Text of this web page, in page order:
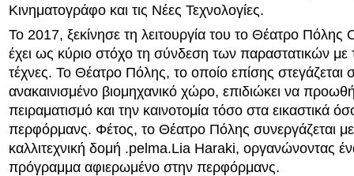
Κινηματογράφο και τις Νέες Τεχνολογίες.
Το 2017, ξεκίνησε τη λειτουργία του το Θέατρο
έχει ως κύριο στόχο τη σύνδεση των παραστατικών με
τέχνες. Το Θέατρο Πόλης, το οποίο επίσης στεγάζεται
ανακαινισμένο βιομηχανικό χώρο, επιδιώκει να
πειραματισμό και την καινοτομία τόσο στα εικαστικά
περφόρμανς. Φέτος, το Θέατρο Πόλης συνεργάζεται
καλλιτεχνική δομή .pelma.Lia Haraki, οργανώνοντας
πρόγραμμα αφιερωμένο στην περφόρμανς.